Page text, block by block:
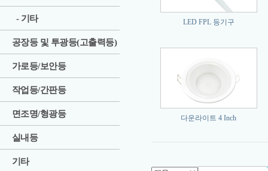
- 기타
공장등 및 투광등(고출력등)
가로등/보안등
작업등/간판등
면조명/형광등
실내등
기타
LED FPL 등기구
다운라이트 4 Inch